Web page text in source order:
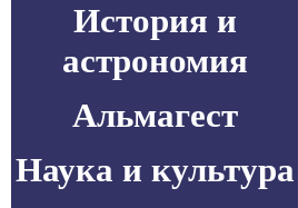
История и
астрономия
Альмагест
Наука и культура